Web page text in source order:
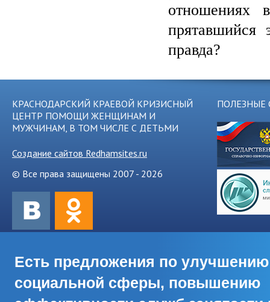
отношениях
прятавшийся
правда?
КРАСНОДАРСКИЙ КРАЕВОЙ КРИЗИСНЫЙ
ЦЕНТР ПОМОЩИ ЖЕНЩИНАМ И
МУЖЧИНАМ, В ТОМ ЧИСЛЕ С ДЕТЬМИ
Создание сайтов Redhamsites.ru
© Все права защищены 2007 - 2026
ПОЛЕЗНЫЕ
Есть предложения по улучшению
социальной сферы, повышению